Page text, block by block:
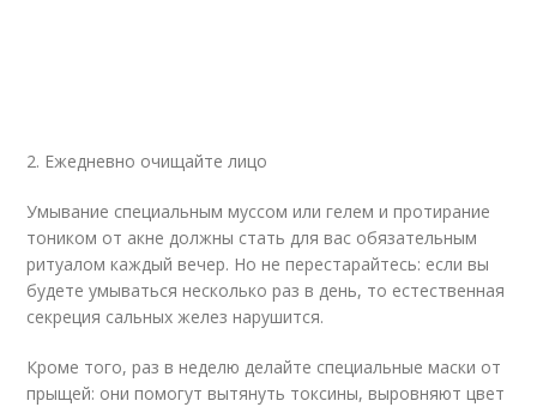
2. Ежедневно очищайте лицо
Умывание специальным муссом или гелем и протирание
тоником от акне должны стать для вас обязательным
ритуалом каждый вечер. Но не перестарайтесь: если вы
будете умываться несколько раз в день, то естественная
секреция сальных желез нарушится.
Кроме того, раз в неделю делайте специальные маски от
прыщей: они помогут вытянуть токсины, выровняют цвет